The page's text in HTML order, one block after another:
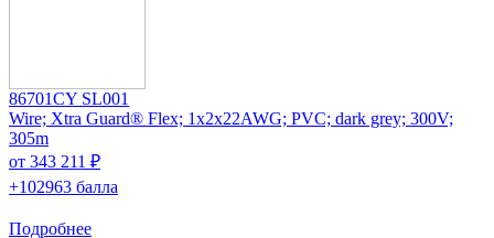
86701CY SL001
Wire; Xtra Guard® Flex; 1x2x22AWG; PVC; dark grey; 300V;
305m
от 343 211 ₽
+102963 балла
Подробнее